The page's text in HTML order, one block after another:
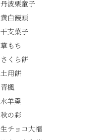
も。 天然記念物の「遊
龍の松」は、地を這う
ように伸びる主幹がま
える迫力！そして桂昌
院お手植えと伝わる樹
齢300年超のしだれ
桜。"玉の輿"の語源に
院と徳川綱吉の、教科
書がひっくり返るよう
丹波栗童子
黄白饅頭
干支菓子
草もち
さくら餅
土用餅
青楓
水羊羹
秋の彩
生チョコ大福